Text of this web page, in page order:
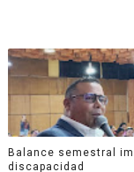
Balance semestral
discapacidad